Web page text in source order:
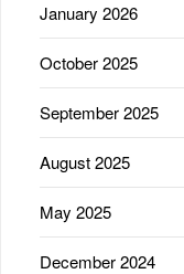
January 2026
October 2025
September 2025
August 2025
May 2025
December 2024